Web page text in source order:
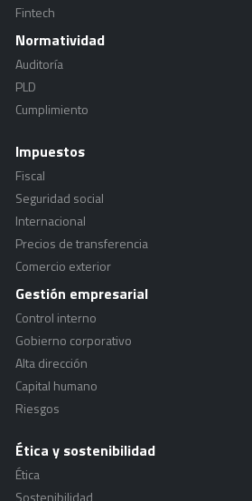
Fintech
Normatividad
Auditoría
PLD
Cumplimiento
Impuestos
Fiscal
Seguridad social
Internacional
Precios de transferencia
Comercio exterior
Gestión empresarial
Control interno
Gobierno corporativo
Alta dirección
Capital humano
Riesgos
Ética y sostenibilidad
Ética
Sostenibilidad